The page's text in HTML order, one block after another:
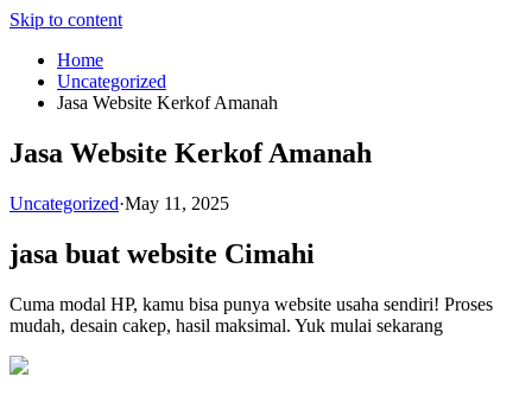
Skip to content
Home
Uncategorized
Jasa Website Kerkof Amanah
Jasa Website Kerkof Amanah
Uncategorized·May 11, 2025
jasa buat website Cimahi
Cuma modal HP, kamu bisa punya website usaha sendiri! Proses
mudah, desain cakep, hasil maksimal. Yuk mulai sekarang